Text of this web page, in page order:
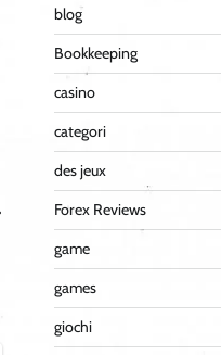
blog
Bookkeeping
casino
categori
des jeux
Forex Reviews
game
games
giochi